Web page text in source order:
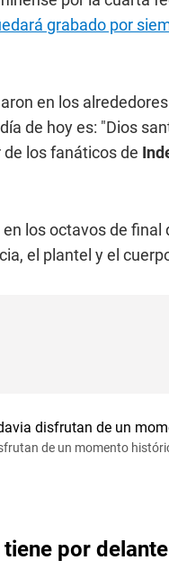
grabado por
en los
de hoy es: "Dios
los fanáticos de
los octavos de
el plantel y el
de un momento
por